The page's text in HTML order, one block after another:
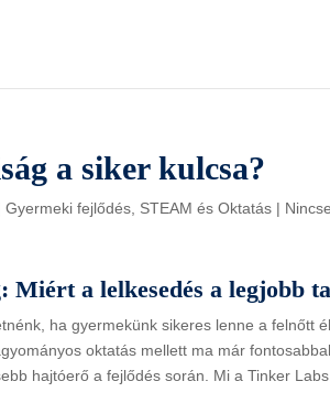
a siker kulcsa?
Gyermeki fejlődés STEAM és Oktatás |
Miért a lelkesedés a legjobb
ha gyermekünk sikeres lenne a felnőtt
oktatás mellett ma már
hajtóerő a fejlődés során. Mi a Tinker